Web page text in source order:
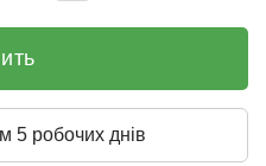
5 робочих днів